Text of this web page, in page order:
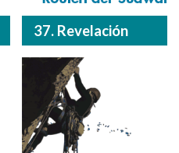
37. Revelación